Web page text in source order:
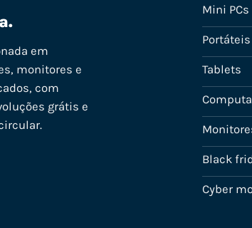
em
monitores e
com
grátis e
Mini PCs
Portáteis
Tablets
Black
Cyber